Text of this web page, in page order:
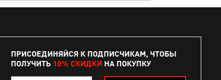
ПРИСОЕДИНЯЙСЯ К ПОДПИСЧИКАМ, ЧТОБЫ
ПОЛУЧИТЬ 10% СКИДКИ НА ПОКУПКУ